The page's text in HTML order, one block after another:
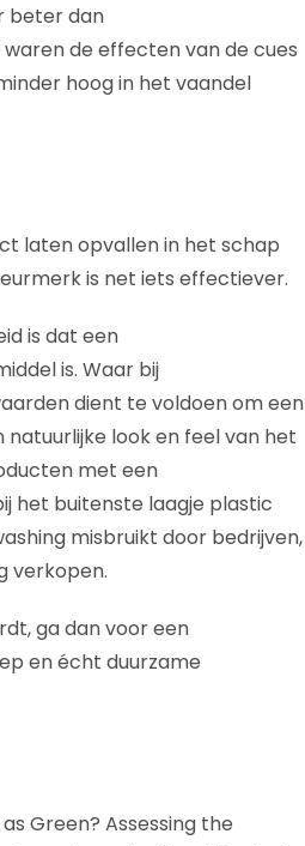
beter dan
de effecten van de cues
hoog in het vaandel
laten opvallen in het schap
is net iets effectiever.
is dat een
is. Waar bij
dient te voldoen om een
look en feel van het
met een
het buitenste laagje plastic
misbruikt door bedrijven,
verkopen.
ga dan voor een
en écht duurzame
as Green? Assessing the